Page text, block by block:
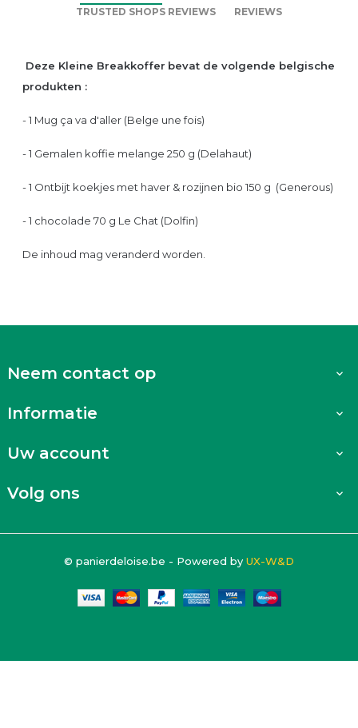
TRUSTED SHOPS REVIEWS
REVIEWS
Deze Kleine Breakkoffer bevat de volgende belgische
produkten :
- 1 Mug ça va d'aller (Belge une fois)
- 1 Gemalen koffie melange 250 g (Delahaut)
- 1 Ontbijt koekjes met haver & rozijnen bio 150 g (Generous)
- 1 chocolade 70 g Le Chat (Dolfin)
De inhoud mag veranderd worden.
Neem contact op 
Informatie 
Uw account 
Volg ons 
© panierdeloise.be - Powered by UX-W&D